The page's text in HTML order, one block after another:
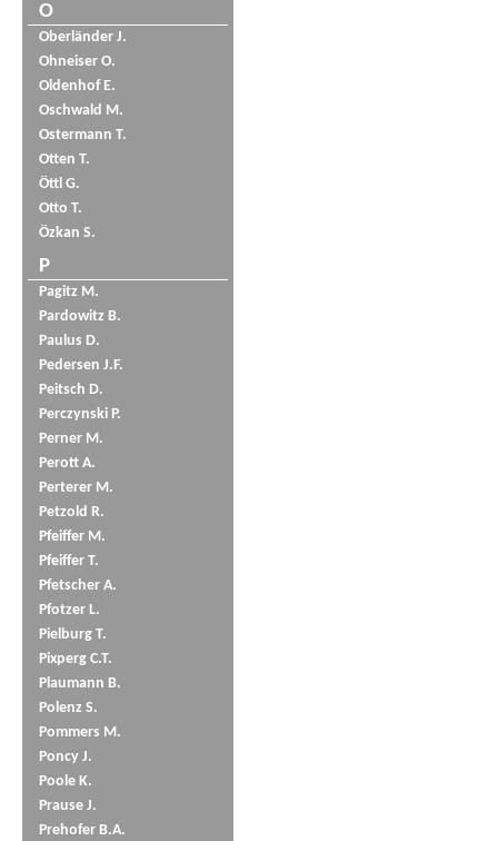
O
Oberländer J.
Ohneiser O.
Oldenhof E.
Oschwald M.
Ostermann T.
Otten T.
Öttl G.
Otto T.
Özkan S.
P
Pagitz M.
Pardowitz B.
Paulus D.
Pedersen J.F.
Peitsch D.
Perczynski P.
Perner M.
Perott A.
Perterer M.
Petzold R.
Pfeiffer M.
Pfeiffer T.
Pfetscher A.
Pfotzer L.
Pielburg T.
Pixperg C.T.
Plaumann B.
Polenz S.
Pommers M.
Poncy J.
Poole K.
Prause J.
Prehofer B.A.